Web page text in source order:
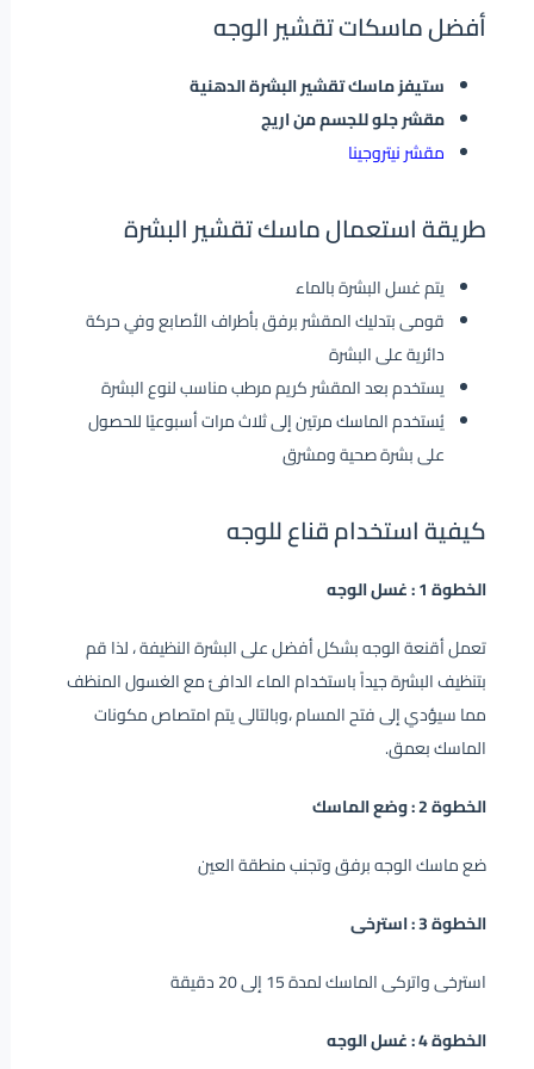
أفضل ماسكات تقشير الوجه
ستيفز ماسك تقشير البشرة الدهنية
مقشر جلو للجسم من اريج
مقشر نيتروجينا
طريقة استعمال ماسك تقشير البشرة
يتم غسل البشرة بالماء
قومى بتدليك المقشر برفق بأطراف الأصابع وفي حركة
دائرية على البشرة
يستخدم بعد المقشر كريم مرطب مناسب لنوع البشرة
يُستخدم الماسك مرتين إلى ثلاث مرات أسبوعيًا للحصول
على بشرة صحية ومشرق
كيفية استخدام قناع للوجه
الخطوة 1 : غسل الوجه
تعمل أقنعة الوجه بشكل أفضل على البشرة النظيفة ، لذا قم
بتنظيف البشرة جيداً باستخدام الماء الدافئ مع الغسول المنظف
مما سيؤدي إلى فتح المسام ،وبالتالى يتم امتصاص مكونات
الماسك بعمق.
الخطوة 2 : وضع الماسك
ضع ماسك الوجه برفق وتجنب منطقة العين
الخطوة 3 : استرخى
استرخى واتركى الماسك لمدة 15 إلى 20 دقيقة
الخطوة 4 : غسل الوجه